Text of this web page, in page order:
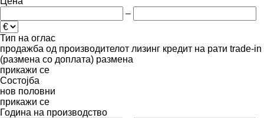
–
Тип на оглас
продажба од производителот лизинг кредит на рати trade-in
(размена со доплата) размена
прикажи се
Состојба
нов половни
прикажи се
Година на производство